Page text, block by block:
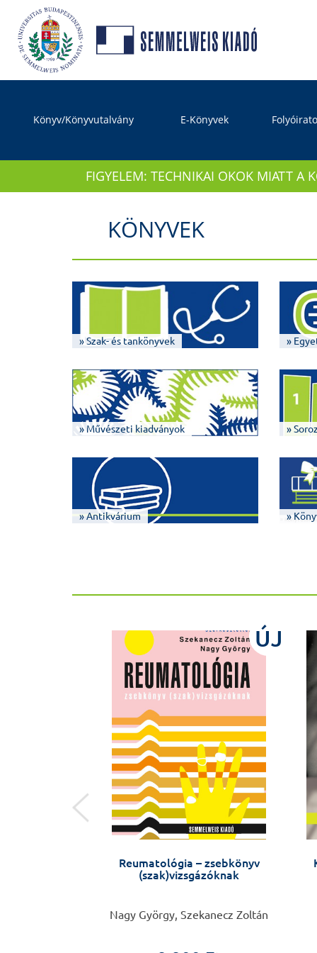
Könyv/Könyvutalvány E-Könyvek
FIGYELEM: TECHNIKAI OKOK MIATT A
KÖNYVEK
» Szak- és tankönyvek »
» Művészeti kiadványok »
» Antikvárium »
ÚJ
Reumatológia – zsebkönyv
(szak)vizsgázóknak
Nagy György, Szekanecz Zoltán